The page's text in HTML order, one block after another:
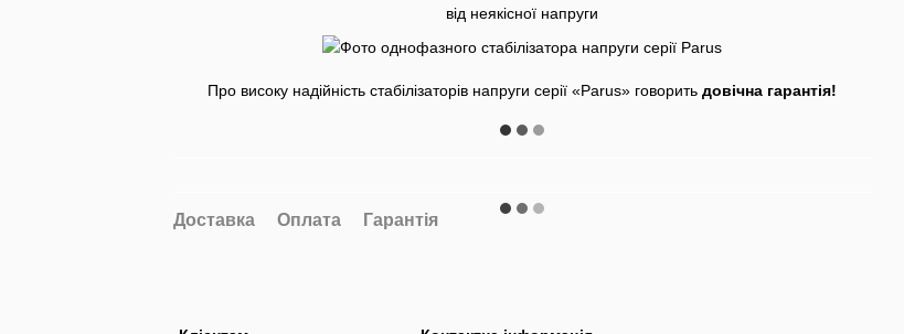
від неякісної напруги
Про високу надійність стабілізаторів напруги серії «Parus» говорить довічна гарантія!
Доставка Оплата Гарантія